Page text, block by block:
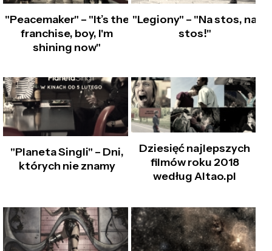
"Peacemaker" – "It’s the
franchise, boy, I'm
shining now"
"Legiony" – "Na stos, na
stos!"
"Planeta Singli" – Dni,
których nie znamy
Dziesięć najlepszych
filmów roku 2018
według Altao.pl